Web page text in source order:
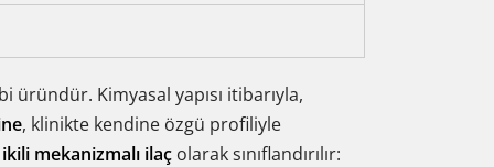
üründür. Kimyasal yapısı itibarıyla,
, klinikte kendine özgü profiliyle
ikili mekanizmalı ilaç olarak sınıflandırılır: